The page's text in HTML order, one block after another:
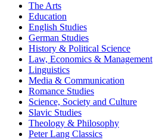
The Arts
Education
English Studies
German Studies
History & Political Science
Law, Economics & Management
Linguistics
Media & Communication
Romance Studies
Science, Society and Culture
Slavic Studies
Theology & Philosophy
Peter Lang Classics